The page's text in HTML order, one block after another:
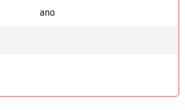
ano